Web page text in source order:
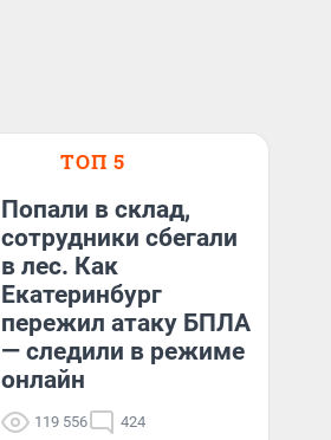
ТОП 5
Попали в склад,
сотрудники сбегали
в лес. Как
Екатеринбург
пережил атаку БПЛА
— следили в режиме
онлайн
119 556 424